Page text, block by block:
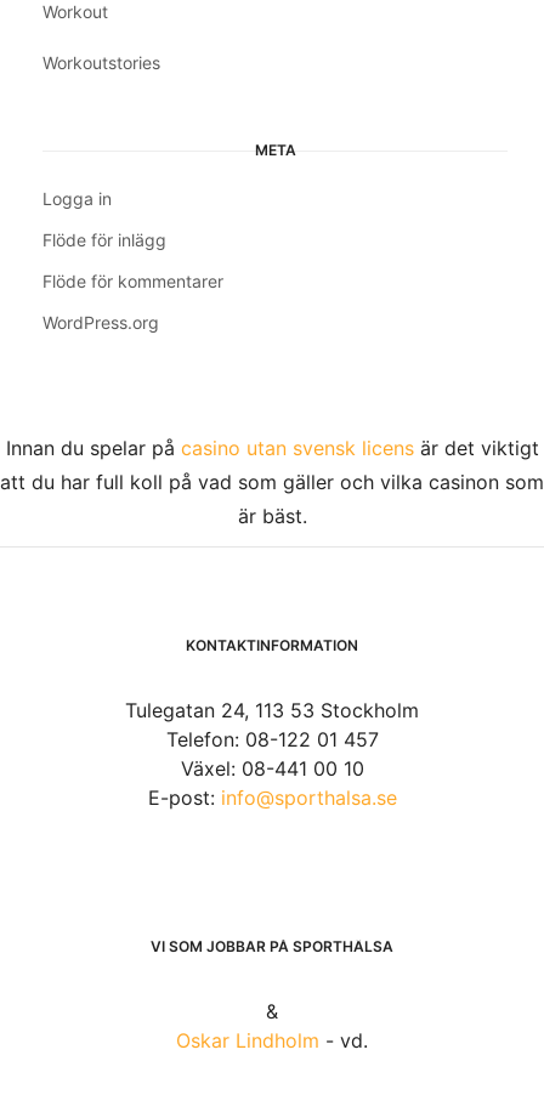
Workout
Workoutstories
META
Logga in
Flöde för inlägg
Flöde för kommentarer
WordPress.org
Innan du spelar på casino utan svensk licensär det viktigt
att du har full koll på vad som gäller och vilka casinon som
är bäst.
KONTAKTINFORMATION
Tulegatan 24, 113 53 Stockholm
Telefon: 08-122 01 457
Växel: 08-441 00 10
E-post: info@sporthalsa.se
VI SOM JOBBAR PÅ SPORTHÄLSA
&
Oskar Lindholm - vd.